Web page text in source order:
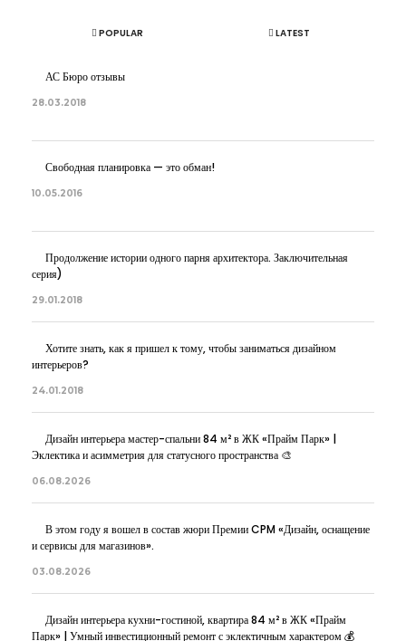
POPULAR LATEST
АС Бюро отзывы
28.03.2018
Свободная планировка — это обман!
10.05.2016
Продолжение истории одного парня архитектора. Заключительная
серия)
29.01.2018
Хотите знать, как я пришел к тому, чтобы заниматься дизайном
интерьеров?
24.01.2018
Дизайн интерьера мастер-спальни 84 м² в ЖК «Прайм Парк» |
Эклектика и асимметрия для статусного пространства 🎨
06.08.2026
В этом году я вошел в состав жюри Премии CPM «Дизайн, оснащение
и сервисы для магазинов».
03.08.2026
Дизайн интерьера кухни-гостиной, квартира 84 м² в ЖК «Прайм
Парк» | Умный инвестиционный ремонт с эклектичным характером 💰